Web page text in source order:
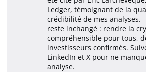
Ledger, témoignant de la
crédibilité de mes
reste inchangé : rendre la
compréhensible pour tous,
investisseurs confirmés.
LinkedIn et X pour ne
analyse.